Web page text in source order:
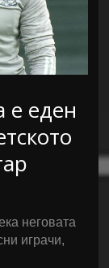
е еден
неговата
играчи,